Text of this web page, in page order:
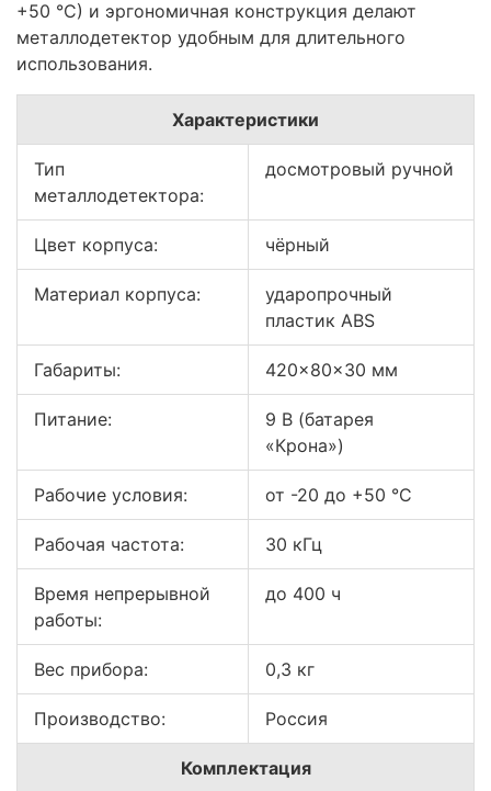
+50 °С) и эргономичная конструкция делают
металлодетектор удобным для длительного
использования.
Характеристики
Тип
металлодетектора:
досмотровый ручной
Цвет корпуса: чёрный
Материал корпуса:
ударопрочный
пластик ABS
Габариты: 420x80x30 мм
Питание:
9 В (батарея
«Крона»)
Рабочие условия: от -20 до +50 °С
Рабочая частота: 30 кГц
Время непрерывной
работы:
до 400 ч
Вес прибора: 0,3 кг
Производство: Россия
Комплектация